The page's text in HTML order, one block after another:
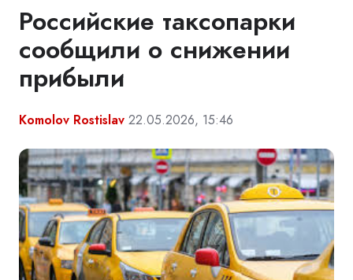
Российские таксопарки
сообщили о снижении
прибыли
Komolov Rostislav 22.05.2026, 15:46